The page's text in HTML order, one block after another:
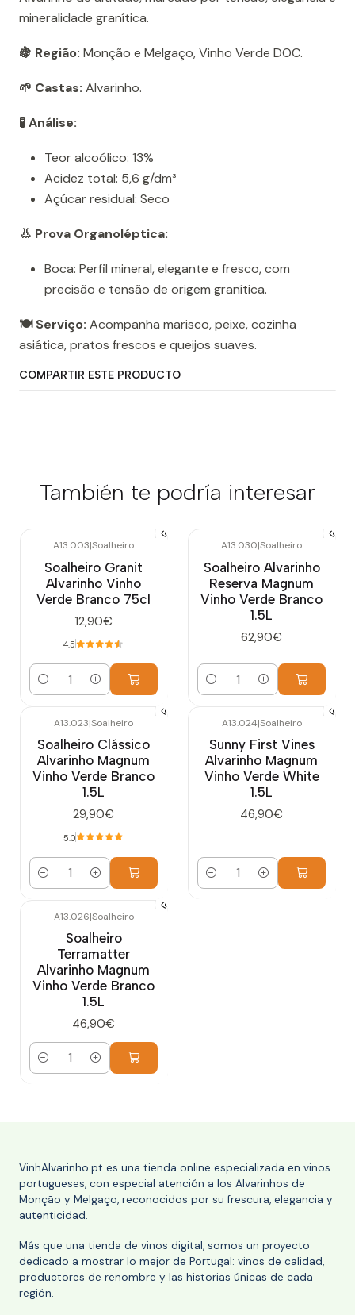
mineralidade granítica.
🍇 Região: Monção e Melgaço, Vinho Verde DOC.
🌱 Castas: Alvarinho.
🧪 Análise:
Teor alcoólico: 13%
Acidez total: 5,6 g/dm³
Açúcar residual: Seco
👃 Prova Organoléptica:
Boca: Perfil mineral, elegante e fresco, com
precisão e tensão de origem granítica.
🍽️ Serviço: Acompanha marisco, peixe, cozinha
asiática, pratos frescos e queijos suaves.
COMPARTIR ESTE PRODUCTO
También te podría interesar
A13.003|Soalheiro
Soalheiro Granit
Alvarinho Vinho
Verde Branco 75cl
12,90€
4.5
Cantidad
A13.030|Soalheiro
Soalheiro Alvarinho
Reserva Magnum
Vinho Verde Branco
1.5L
62,90€
Cantidad
A13.023|Soalheiro
Soalheiro Clássico
Alvarinho Magnum
Vinho Verde Branco
1.5L
29,90€
5.0
Cantidad
A13.024|Soalheiro
Sunny First Vines
Alvarinho Magnum
Vinho Verde White
1.5L
46,90€
Cantidad
A13.026|Soalheiro
Soalheiro
Terramatter
Alvarinho Magnum
Vinho Verde Branco
1.5L
46,90€
Cantidad
VinhAlvarinho.pt es una tienda online especializada en vinos
portugueses, con especial atención a los Alvarinhos de
Monção y Melgaço, reconocidos por su frescura, elegancia y
autenticidad.
Más que una tienda de vinos digital, somos un proyecto
dedicado a mostrar lo mejor de Portugal: vinos de calidad,
productores de renombre y las historias únicas de cada
región.